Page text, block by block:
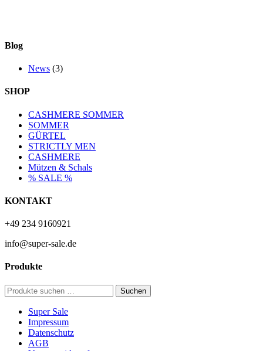
Blog
News (3)
SHOP
CASHMERE SOMMER
SOMMER
GÜRTEL
STRICTLY MEN
CASHMERE
Mützen & Schals
% SALE %
KONTAKT
+49 234 9160921
info@super-sale.de
Produkte
Suchen
nach:
Suchen
Super Sale
Impressum
Datenschutz
AGB